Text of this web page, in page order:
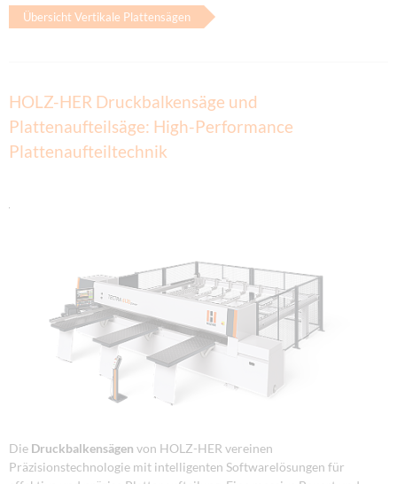
Übersicht Vertikale Plattensägen
HOLZ-HER Druckbalkensäge und
Plattenaufteilsäge: High-Performance
Plattenaufteiltechnik
Die Druckbalkensägen von HOLZ-HER vereinen
Präzisionstechnologie mit intelligenten Softwarelösungen für